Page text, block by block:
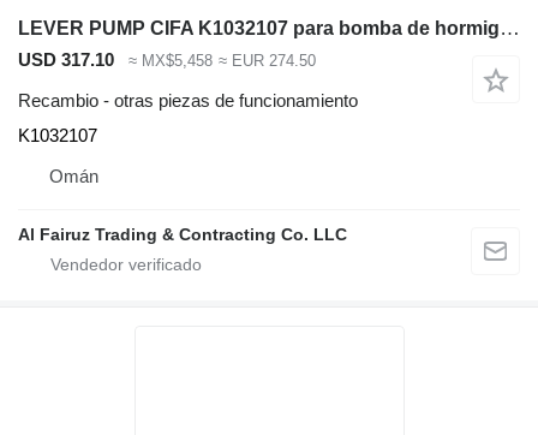
LEVER PUMP CIFA K1032107 para bomba de hormigón
USD 317.10 ≈ MX$5,458 ≈ EUR 274.50
Recambio - otras piezas de funcionamiento
K1032107
Omán
Al Fairuz Trading & Contracting Co. LLC